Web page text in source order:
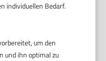
individuellen Bedarf.
um den
und ihn optimal zu